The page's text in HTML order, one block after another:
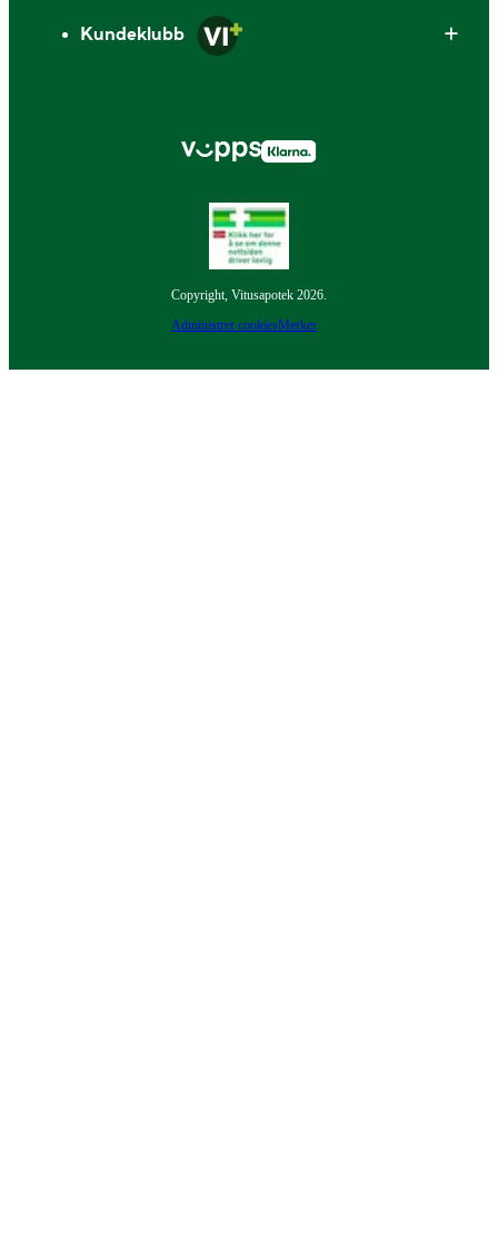
Kundeklubb
Copyright, Vitusapotek 2026.
Administrer cookiesMerker